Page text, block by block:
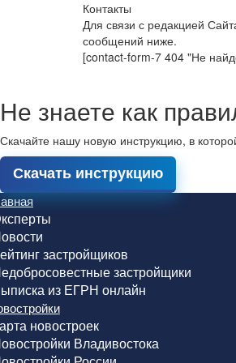
Контакты
Для связи с редакцией
сообщений ниже.
[contact-form-7 404 "Не
Не знаете как
Скачайте нашу новую инструкцию, в
Скачать инструкцию
застройщиков
застройщики
из ЕГРН онлайн
новостроек
Владивостока